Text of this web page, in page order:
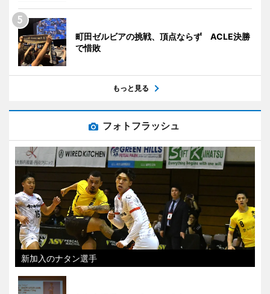
町田ゼルビアの挑戦、頂点ならず ACLE決勝
で惜敗
もっと見る
フォトフラッシュ
新加入のナタン選手